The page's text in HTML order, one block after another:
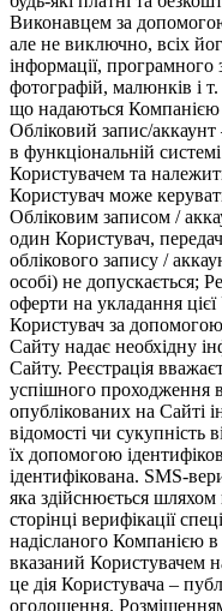
Виконавцем за
але не виключно, всіх
інформації, програмного
фотографій, малюнків і
що надаються Компанією
Обліковий запис/
в функціональній
Користувачем та
Користувач може
Обліковим записом /
один Користувач,
облікового запису /
особі) не допускається;
оферти на укладання
Користувач за
Сайту надає необхідну
Сайту. Реєстрація
успішного проходження
опублікованих на Сайті
відомості чи сукупність
їх допомогою
ідентифікована. SMS-
яка здійснюється шляхом
сторінці верифікації
надісланого Компанією
вказаний Користувачем
це дія Користувача –
оголошення.